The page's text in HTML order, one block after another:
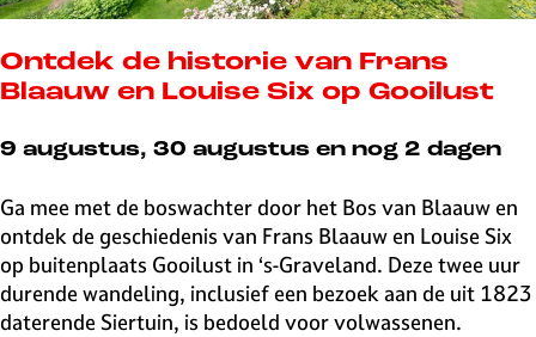
e
L
i
e
i
l
v
e
r
Ontdek de historie van Frans
Blaauw en Louise Six op Gooilust
9 augustus, 30 augustus en nog 2 dagen
Ga mee met de boswachter door het Bos van Blaauw en
ontdek de geschiedenis van Frans Blaauw en Louise Six
op buitenplaats Gooilust in ‘s-Graveland. Deze twee uur
durende wandeling, inclusief een bezoek aan de uit 1823
daterende Siertuin, is bedoeld voor volwassenen.